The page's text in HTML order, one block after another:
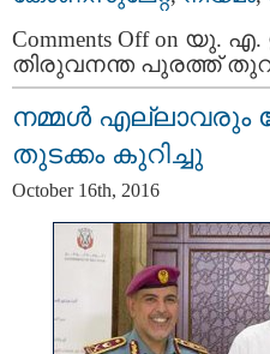
Comments Offon യു. എ.
തിരുവനന്ത പുരത്ത്
നമ്മൾ എല്ലാവരും
തുടക്കം കുറിച്ചു
October 16th, 2016